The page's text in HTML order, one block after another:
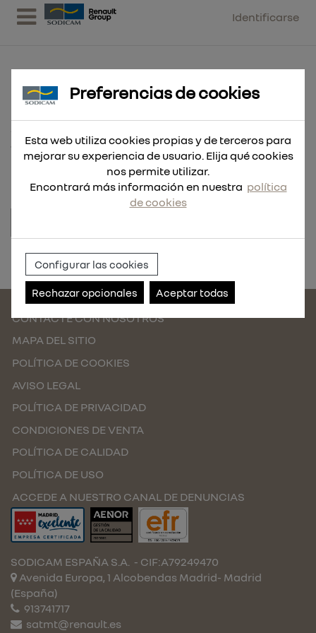
Identificarse
ANCL. CHBLUE HEX. M6 8X45
100 UND
Referencia:414023-100
CONTACTE CON NOSOTROS
MAPA DEL SITIO
POLÍTICA DE COOKIES
AVISO LEGAL
POLÍTICA DE PRIVACIDAD
CONDICIONES DE VENTA
POLÍTICA DE CALIDAD
POLÍTICA DE USO
ACCEDE A NUESTRO CANAL DE DENUNCIAS
SODICAM ESPAÑA S.A. - CIF:A79249470
Avenida Europa, 1 Alcobendas Madrid- Madrid
(España)
913741717
satmt@renault.es
Preferencias de cookies
Esta web utiliza cookies propias y de terceros para
mejorar su experiencia de usuario. Elija qué cookies
nos permite utilizar.
Encontrará más información en nuestra política
de cookies
Configurar las cookies
Rechazar opcionales Aceptar todas